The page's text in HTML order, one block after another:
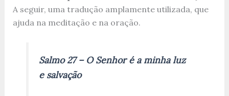
A seguir, uma tradução amplamente utilizada, que
ajuda na meditação e na oração.
Salmo 27 – O Senhor é a minha luz
e salvação